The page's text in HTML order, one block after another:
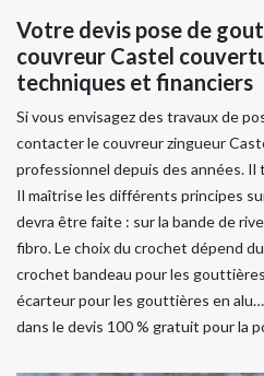
Votre devis pose de
couvreur Castel
techniques et financiers
Si vous envisagez des travaux de
contacter le couvreur zingueur
professionnel depuis des années.
Il maîtrise les différents principes
devra être faite : sur la bande de
fibro. Le choix du crochet dépend
crochet bandeau pour les
écarteur pour les gouttières en
dans le devis 100 % gratuit pour la